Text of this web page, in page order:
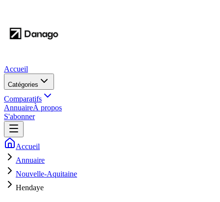
Accueil
Catégories
Comparatifs
AnnuaireÀ propos
S'abonner
Accueil
Annuaire
Nouvelle-Aquitaine
Hendaye